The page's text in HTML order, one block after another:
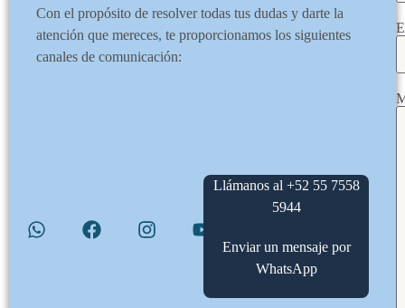
Con el propósito de resolver todas tus dudas y darte la
atención que mereces, te proporcionamos los siguientes
canales de comunicación:
Llámanos al +52 55 7558
5944
Enviar un mensaje por
WhatsApp